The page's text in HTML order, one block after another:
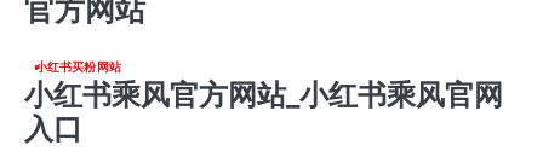
官方网站
小红书买粉网站
小红书乘风官方网站_小红书乘风官网
入口